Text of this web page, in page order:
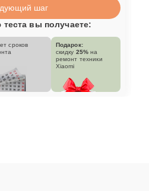
шаг
вы получаете:
сроков
Подарок:
скидку 25% на
ремонт техники
Xiaomi